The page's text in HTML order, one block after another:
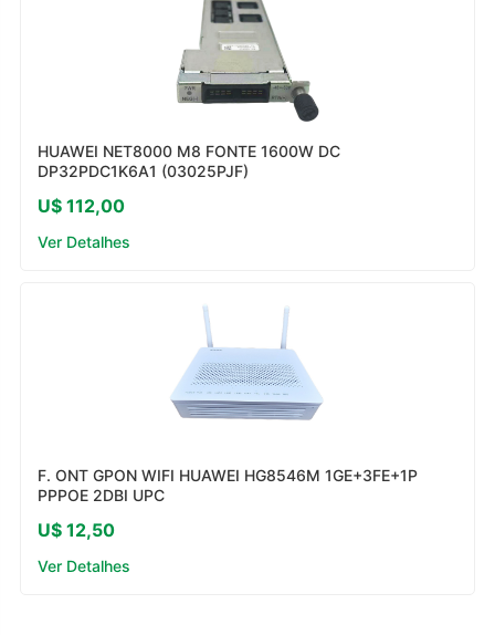
HUAWEI NET8000 M8 FONTE 1600W DC
DP32PDC1K6A1 (03025PJF)
U$ 112,00
Ver Detalhes
F. ONT GPON WIFI HUAWEI HG8546M 1GE+3FE+1P
PPPOE 2DBI UPC
U$ 12,50
Ver Detalhes